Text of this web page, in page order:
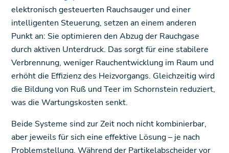
elektronisch gesteuerten Rauchsauger und einer
intelligenten Steuerung, setzen an einem anderen
Punkt an: Sie optimieren den Abzug der Rauchgase
durch aktiven Unterdruck. Das sorgt für eine stabilere
Verbrennung, weniger Rauchentwicklung im Raum und
erhöht die Effizienz des Heizvorgangs. Gleichzeitig wird
die Bildung von Ruß und Teer im Schornstein reduziert,
was die Wartungskosten senkt.
Beide Systeme sind zur Zeit noch nicht kombinierbar,
aber jeweils für sich eine effektive Lösung – je nach
Problemstellung. Während der Partikelabscheider vor